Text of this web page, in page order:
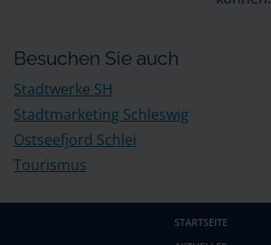
Besuchen Sie auch
Stadtwerke SH
Stadtmarketing Schleswig
Ostseefjord Schlei
Tourismus
STARTSEITE